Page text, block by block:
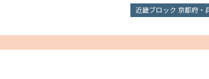
近畿ブロック 京都府・